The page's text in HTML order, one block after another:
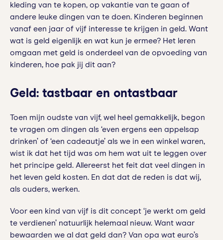
kleding van te kopen, op vakantie van te gaan of
andere leuke dingen van te doen. Kinderen beginnen
vanaf een jaar of vijf interesse te krijgen in geld. Want
wat is geld eigenlijk en wat kun je ermee? Het leren
omgaan met geld is onderdeel van de opvoeding van
kinderen, hoe pak jij dit aan?
Geld: tastbaar en ontastbaar
Toen mijn oudste van vijf, wel heel gemakkelijk, begon
te vragen om dingen als ‘even ergens een appelsap
drinken’ of ‘een cadeautje’ als we in een winkel waren,
wist ik dat het tijd was om hem wat uit te leggen over
het principe geld. Allereerst het feit dat veel dingen in
het leven geld kosten. En dat dat de reden is dat wij,
als ouders, werken.
Voor een kind van vijf is dit concept ‘je werkt om geld
te verdienen’ natuurlijk helemaal nieuw. Want waar
bewaarden we al dat geld dan? Van opa wat euro’s